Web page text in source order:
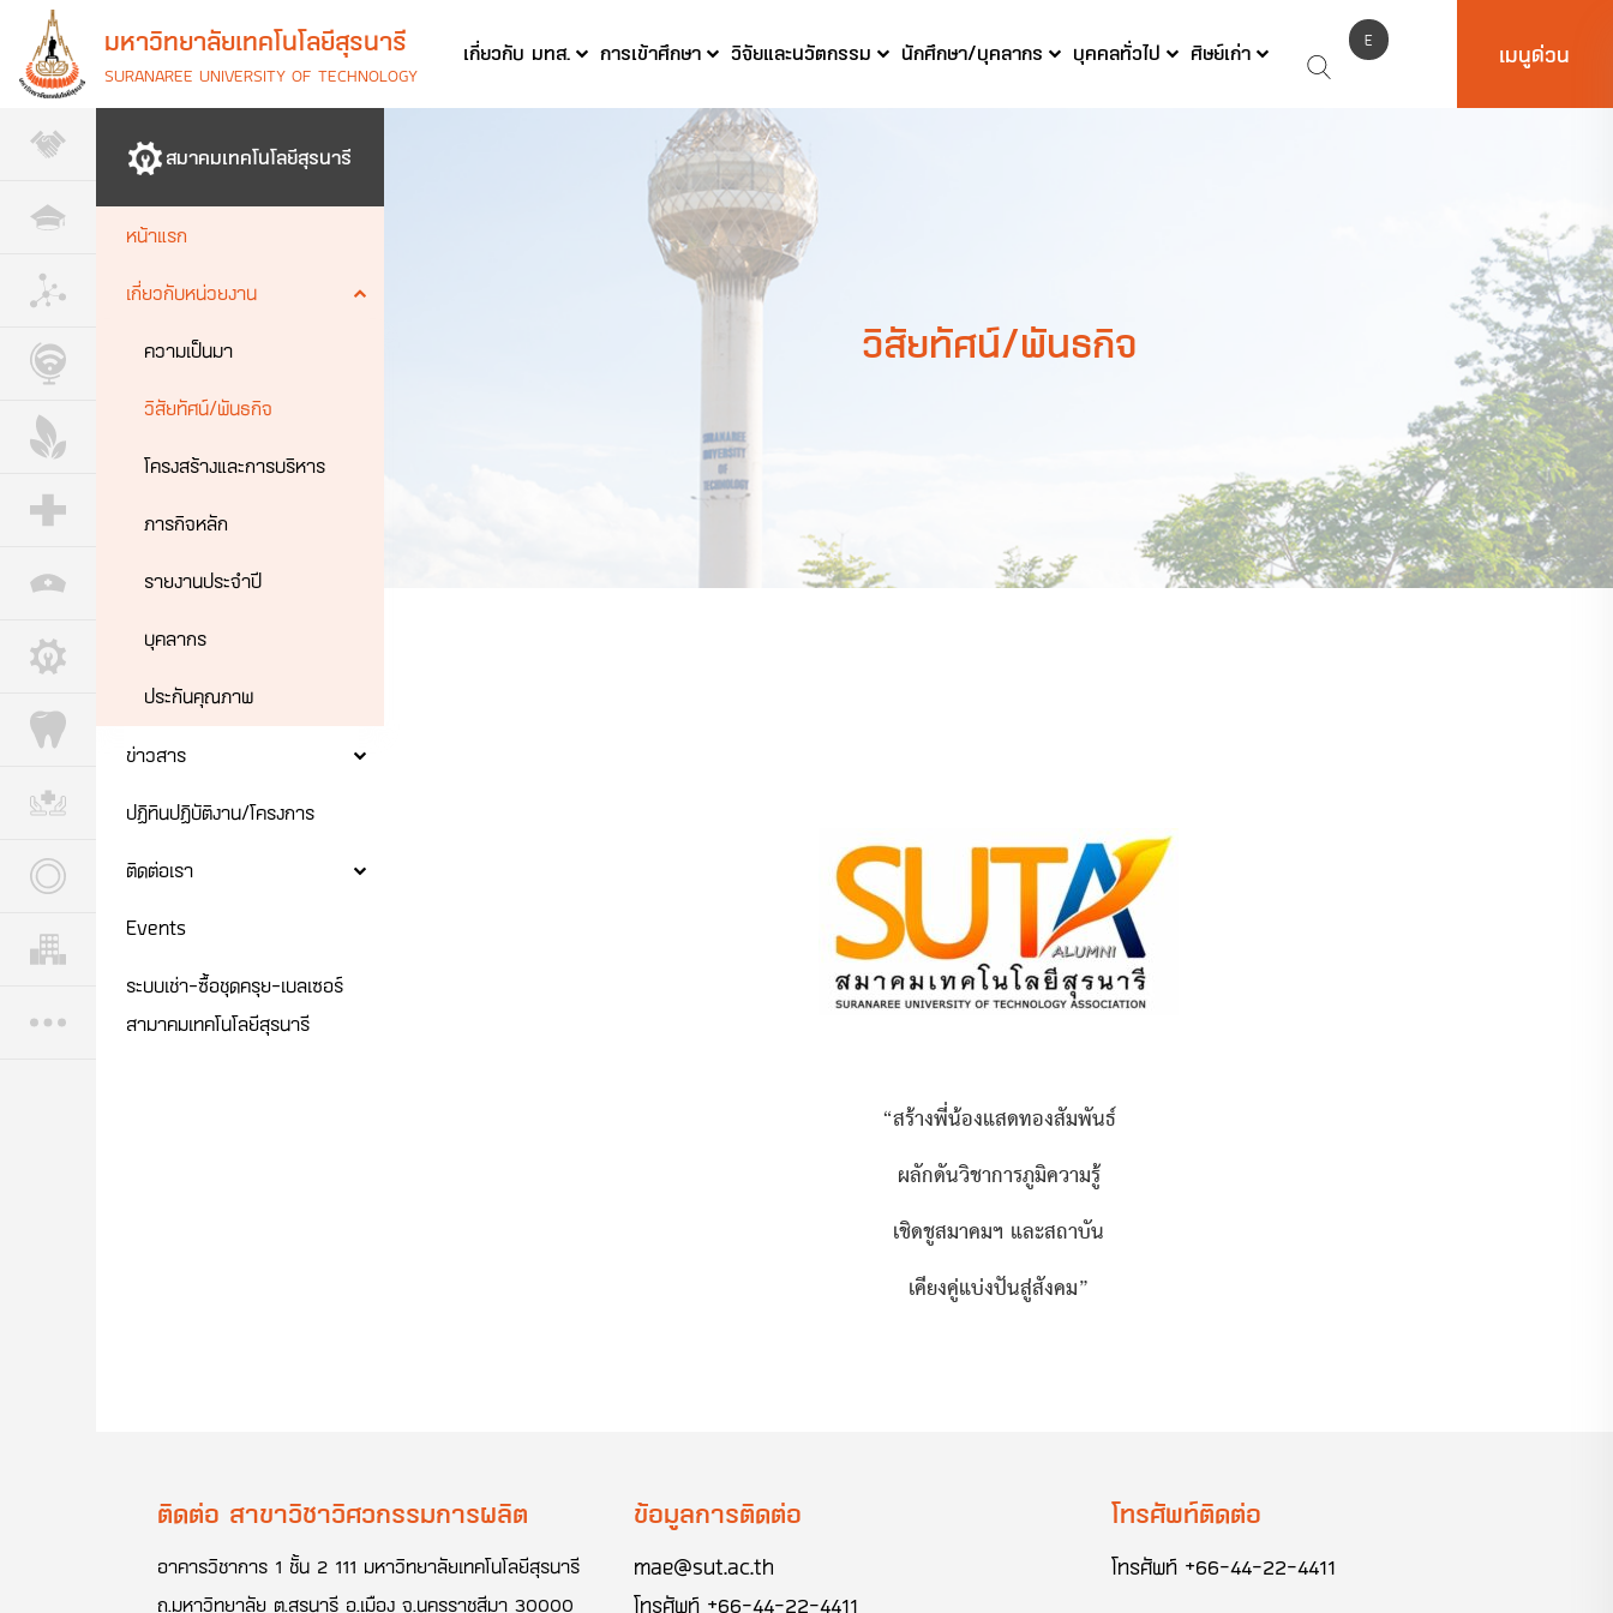
มหาวิทยาลัยเทคโนโลยีสุรนารี
SURANAREE UNIVERSITY OF TECHNOLOGY
เกี่ยวกับ มทส. การเข้าศึกษา วิจัยและนวัตกรรม นักศึกษา/บุคลากร บุคคลทั่วไป ศิษย์เก่า
E
เมนูด่วน
สมาคมเทคโนโลยีสุรนารี
หน้าแรก
เกี่ยวกับหน่วยงาน
ความเป็นมา
วิสัยทัศน์/พันธกิจ
โครงสร้างและการบริหาร
ภารกิจหลัก
รายงานประจำปี
บุคลากร
ประกันคุณภาพ
ข่าวสาร
ปฏิทินปฏิบัติงาน/โครงการ
ติดต่อเรา
Events
ระบบเช่า-ซื้อชุดครุย-เบลเซอร์
สามาคมเทคโนโลยีสุรนารี
วิสัยทัศน์/พันธกิจ
“สร้างพี่น้องแสดทองสัมพันธ์
ผลักดันวิชาการภูมิความรู้
เชิดชูสมาคมฯ และสถาบัน
เคียงคู่แบ่งปันสู่สังคม”
ติดต่อ สาขาวิชาวิศวกรรมการผลิต
อาคารวิชาการ 1 ชั้น 2 111 มหาวิทยาลัยเทคโนโลยีสุรนารี
ถ.มหาวิทยาลัย ต.สุรนารี อ.เมือง จ.นครราชสีมา 30000
ข้อมูลการติดต่อ
mae@sut.ac.th
โทรศัพท์ +66-44-22-4411
โทรศัพท์ติดต่อ
โทรศัพท์ +66-44-22-4411